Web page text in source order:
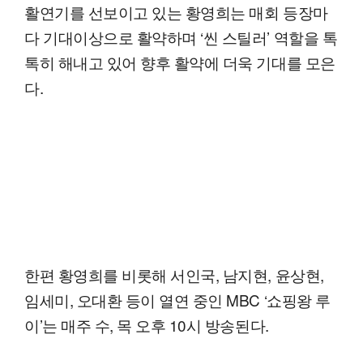
활연기를 선보이고 있는 황영희는 매회 등장마
다 기대이상으로 활약하며 ‘씬 스틸러’ 역할을 톡
톡히 해내고 있어 향후 활약에 더욱 기대를 모은
다.
한편 황영희를 비롯해 서인국, 남지현, 윤상현,
임세미, 오대환 등이 열연 중인 MBC ‘쇼핑왕 루
이’는 매주 수, 목 오후 10시 방송된다.